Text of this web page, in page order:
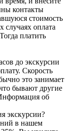
контакты
стоимость
случаях оплата
платить
до экскурсии
Скорость
это занимает
бывают другие
об
экскурсии?
в нашем